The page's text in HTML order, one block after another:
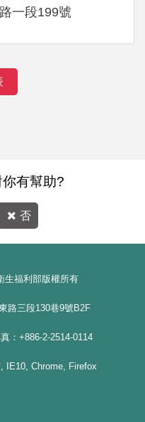
一段199號
有幫助?
否
福利部版權所有
路三段130巷9號B2F
：+886-2-2514-0114
IE10, Chrome, Firefox